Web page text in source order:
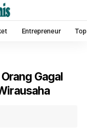
Entrepreneur
Gagal